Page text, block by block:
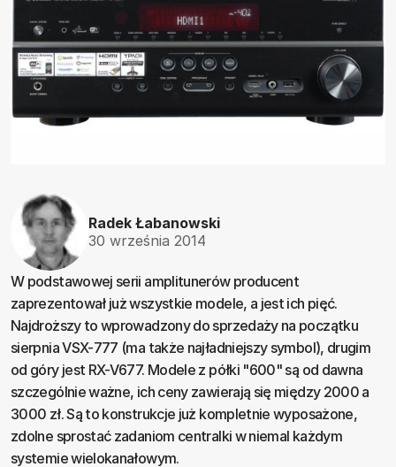
Radek Łabanowski
30 września 2014
W podstawowej serii amplitunerów producent
zaprezentował już wszystkie modele, a jest ich pięć.
Najdroższy to wprowadzony do sprzedaży na początku
sierpnia VSX-777 (ma także najładniejszy symbol), drugim
od góry jest RX-V677. Modele z półki "600" są od dawna
szczególnie ważne, ich ceny zawierają się między 2000 a
3000 zł. Są to konstrukcje już kompletnie wyposażone,
zdolne sprostać zadaniom centralki w niemal każdym
systemie wielokanałowym.